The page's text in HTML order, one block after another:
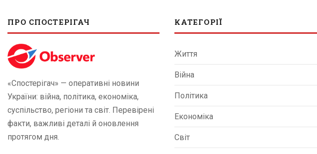
ПРО СПОСТЕРІГАЧ
«Спостерігач» — оперативні новини
України: війна, політика, економіка,
суспільство, регіони та світ. Перевірені
факти, важливі деталі й оновлення
протягом дня.
КАТЕГОРІЇ
Життя
Війна
Політика
Економіка
Світ